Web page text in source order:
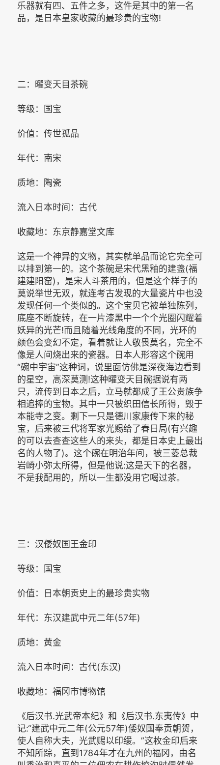
乐器就有四、五件之多，这件是其中的第一名
品，是日本皇家收藏的最珍贵的宝物!
二：曜变天目茶碗
等级：国宝
价值：传世孤品
年代：南宋
质地：陶瓷
流入日本时间：古代
收藏地：东京静嘉堂文库
这是一个神异的文物，其实就单品而论它完全可
以排到第一的。这个茶碗是宋代黑釉的建盏(福
建建阳窑)，是宋人斗茶用的，但是这个样子的
莫说举世无双，就连考古发现的大量瓷片中也没
发现任何一个类似的。这个宝贝它被单独陈列，
底座不断旋转，在一片漆黑中一个个光圈闪耀着
妖异的光芒!而且随着光线角度的不同，光环的
颜色会变幻不定，看着就让人敬畏莫名，完全不
像是人间烧出来的瓷器。日本人形容这个碗用
“碗中宇宙”这种词，说里面仿佛是深夜海边看到
的星空，高深莫测!这种曜变天目碗据说有两
只，流传到日本之后，立马就都成了王公贵族争
相追捧的宝物。其中一只被织田信长所得，毁于
本能寺之变。剩下一只是德川家康传下来的秘
宝，后来被三代将军家光赐给了春日局(有兴趣
的可以去查查这些人的来头，都是日本史上最出
名的人物了)。这个碗在明治年间，被三菱总裁
岩崎小弥太所得，但是他说:这是天下的名器，
不是我配用的，所以一生都没用它喝过茶。
三：汉倭奴国王金印
等级：国宝
价值：日本朝贡史上的最珍贵实物
年代：东汉建武中元二年(57年)
质地：黄金
流入日本时间：古代(东汉)
收藏地：福冈市博物馆
《后汉书.光武帝本纪》和《后汉书.东夷传》中
记:“建武中元二年(公元57年)倭奴国奉贡朝贺，
使人自称大夫，光武赐以印缓。”这枚金印后来
不知所踪，直到1784年才在九州的福冈，由名